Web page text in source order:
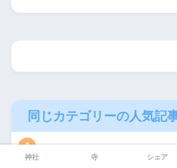
同じカテゴリーの人気記
1
神社 寺 シェア